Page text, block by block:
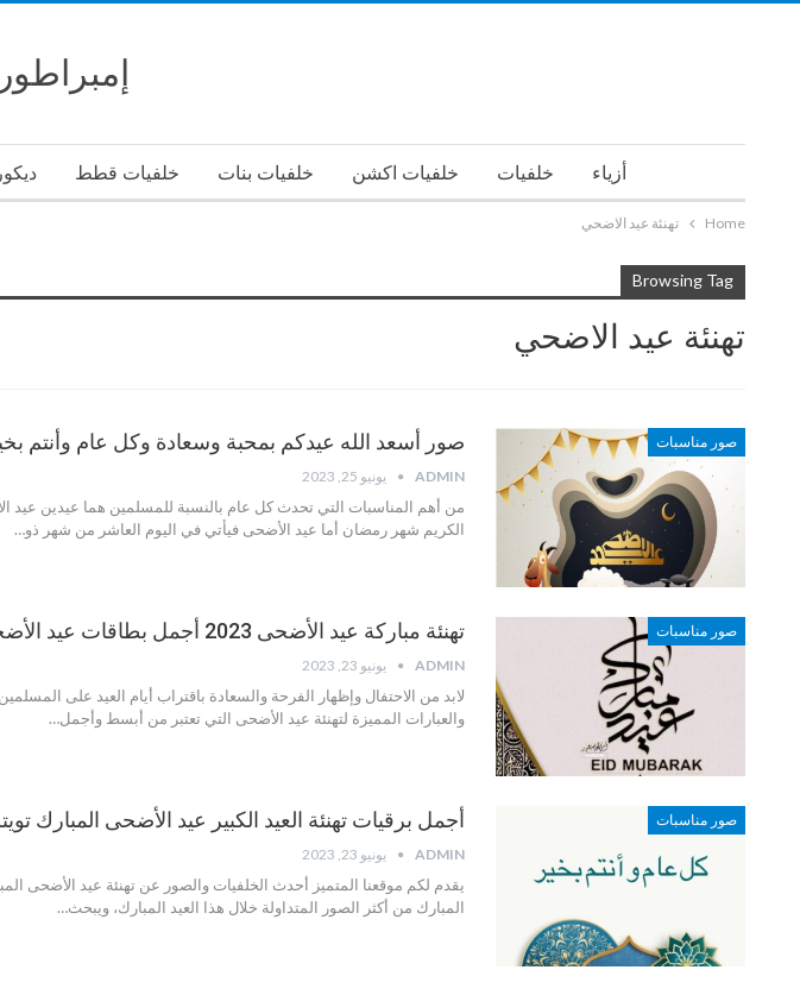
أزياء خلفيات خلفيات اكشن خلفيات بنات خلفيات قطط
Home تهنئة عيد الاضحي
Browsing Tag
تهنئة عيد الاضحي
صور مناسبات صور أسعد الله عيدكم بمحبة وسعادة وكل عام وأنتم بخير
ADMIN يونيو 25, 2023
من أهم المناسبات التي تحدث كل عام بالنسبة للمسلمين هما عيدين عيد
الكريم شهر رمضان أما عيد الأضحى فيأتي في اليوم العاشر من شهر ذو…
صور مناسبات تهنئة مباركة عيد الأضحى 2023 أجمل بطاقات عيد الأضحى المبارك
ADMIN يونيو 23, 2023
لابد من الاحتفال وإظهار الفرحة والسعادة باقتراب أيام العيد على
والعبارات المميزة لتهنئة عيد الأضحى التي تعتبر من أبسط وأجمل…
صور مناسبات أجمل برقيات تهنئة العيد الكبير عيد الأضحى المبارك تويتر
ADMIN يونيو 23, 2023
يقدم لكم موقعنا المتميز أحدث الخلفيات والصور عن تهنئة عيد الأضحى
المبارك من أكثر الصور المتداولة خلال هذا العيد المبارك، ويبحث…